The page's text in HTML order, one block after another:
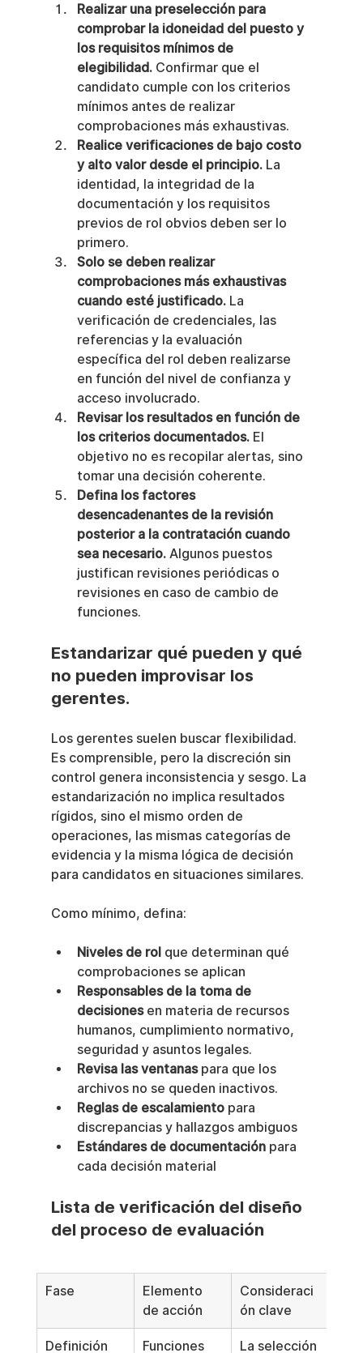
Realizar una preselección para
comprobar la idoneidad del puesto y
los requisitos mínimos de
elegibilidad. Confirmar que el
candidato cumple con los criterios
mínimos antes de realizar
comprobaciones más exhaustivas.
Realice verificaciones de bajo costo
y alto valor desde el principio. La
identidad, la integridad de la
documentación y los requisitos
previos de rol obvios deben ser lo
primero.
Solo se deben realizar
comprobaciones más exhaustivas
cuando esté justificado. La
verificación de credenciales, las
referencias y la evaluación
específica del rol deben realizarse
en función del nivel de confianza y
acceso involucrado.
Revisar los resultados en función de
los criterios documentados. El
objetivo no es recopilar alertas, sino
tomar una decisión coherente.
Defina los factores
desencadenantes de la revisión
posterior a la contratación cuando
sea necesario. Algunos puestos
justifican revisiones periódicas o
revisiones en caso de cambio de
funciones.
Estandarizar qué pueden y qué
no pueden improvisar los
gerentes.
Los gerentes suelen buscar flexibilidad.
Es comprensible, pero la discreción sin
control genera inconsistencia y sesgo. La
estandarización no implica resultados
rígidos, sino el mismo orden de
operaciones, las mismas categorías de
evidencia y la misma lógica de decisión
para candidatos en situaciones similares.
Como mínimo, defina:
Niveles de rol que determinan qué
comprobaciones se aplican
Responsables de la toma de
decisiones en materia de recursos
humanos, cumplimiento normativo,
seguridad y asuntos legales.
Revisa las ventanas para que los
archivos no se queden inactivos.
Reglas de escalamiento para
discrepancias y hallazgos ambiguos
Estándares de documentación para
cada decisión material
Lista de verificación del diseño
del proceso de evaluación
Fase
Elemento
de acción
Consideraci
ón clave
Definición Funciones La selección